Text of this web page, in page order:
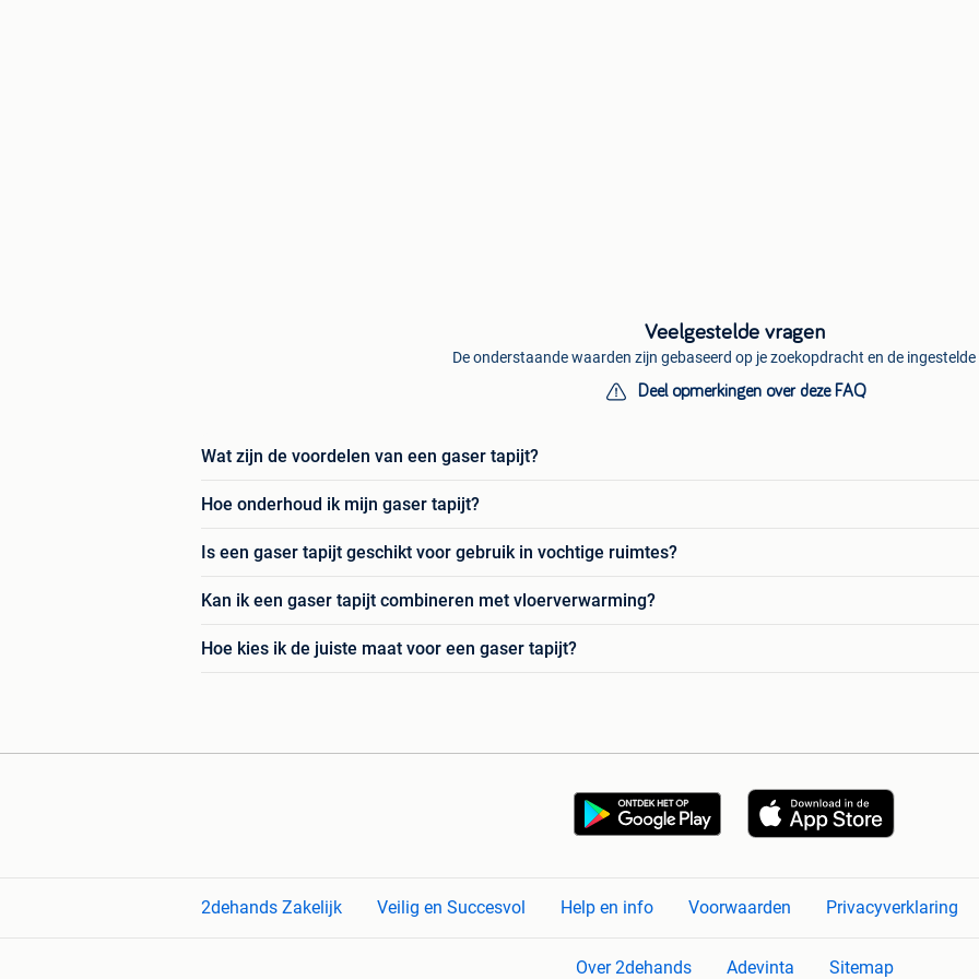
Veelgestelde vragen
De onderstaande waarden zijn gebaseerd op je zoekopdracht en de
Deel opmerkingen over deze FAQ
Wat zijn de voordelen van een gaser tapijt?
Hoe onderhoud ik mijn gaser tapijt?
Is een gaser tapijt geschikt voor gebruik in vochtige ruimtes?
Kan ik een gaser tapijt combineren met vloerverwarming?
Hoe kies ik de juiste maat voor een gaser tapijt?
2dehands Zakelijk Veilig en Succesvol Help en info Voorwaarden Privacyverklaring
Over 2dehands Adevinta Sitemap